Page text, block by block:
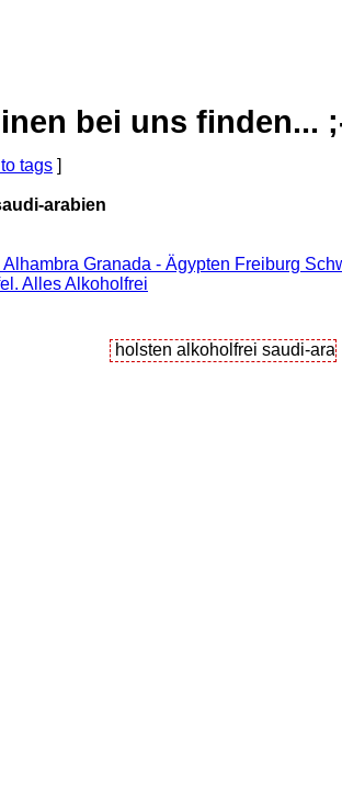
bei uns finden...
tags ]
arabien
Granada - Ägypten Freiburg
Alles Alkoholfrei